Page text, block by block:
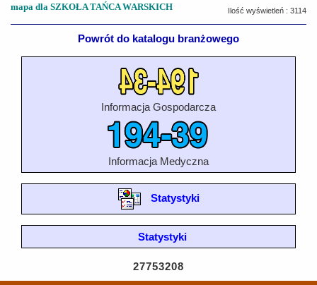
mapa dla SZKOŁA TAŃCA WARSKICH
Ilość wyświetleń : 3114
Powrót do katalogu branżowego
Informacja Gospodarcza
Informacja Medyczna
Statystyki
Statystyki
27753208